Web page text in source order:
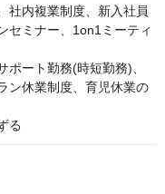
社内複業制度、新入社員
セミナー、1on1ミーティ
ポート勤務(時短勤務)、
ン休業制度、育児休業の
る